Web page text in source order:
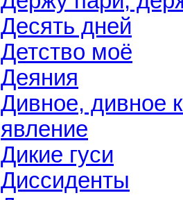
Десять дней
Детство моё
Деяния
Дивное, дивное
явление
Дикие гуси
Диссиденты